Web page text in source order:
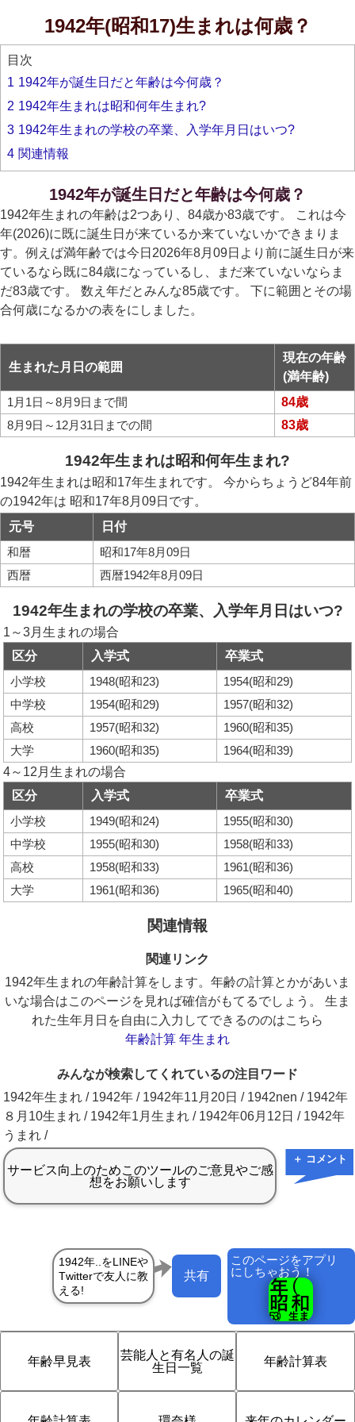
1942年(昭和17)生まれは何歳？
目次
1 1942年が誕生日だと年齢は今何歳？
2 1942年生まれは昭和何年生まれ?
3 1942年生まれの学校の卒業、入学年月日はいつ?
4 関連情報
1942年が誕生日だと年齢は今何歳？
1942年生まれの年齢は2つあり、84歳か83歳です。 これは今
年(2026)に既に誕生日が来ているか来ていないかできまりま
す。例えば満年齢では今日2026年8月09日より前に誕生日が来
ているなら既に84歳になっているし、まだ来ていないならま
だ83歳です。 数え年だとみんな85歳です。 下に範囲とその場
合何歳になるかの表をにしました。
生まれた月日の範囲
現在の年齢
(満年齢)
1月1日～8月9日まで間
84歳
8月9日～12月31日までの間
83歳
1942年生まれは昭和何年生まれ?
1942年生まれは昭和17年生まれです。 今からちょうど84年前
の1942年は 昭和17年8月09日です。
元号
日付
和暦
昭和17年8月09日
西暦
西暦1942年8月09日
1942年生まれの学校の卒業、入学年月日はいつ?
1～3月生まれの場合
区分
入学式
卒業式
小学校
1948(昭和23)
1954(昭和29)
中学校
1954(昭和29)
1957(昭和32)
高校
1957(昭和32)
1960(昭和35)
大学
1960(昭和35)
1964(昭和39)
4～12月生まれの場合
区分
入学式
卒業式
小学校
1949(昭和24)
1955(昭和30)
中学校
1955(昭和30)
1958(昭和33)
高校
1958(昭和33)
1961(昭和36)
大学
1961(昭和36) 1965(昭和40)
関連情報
関連リンク
1942年生まれの年齢計算をします。年齢の計算とかがあいま
いな場合はこのページを見れば確信がもてるでしょう。 生ま
れた生年月日を自由に入力してできるののはこちら
年齢計算 年生まれ
みんなが検索してくれているの注目ワード
1942年生まれ / 1942年 / 1942年11月20日 / 1942nen / 1942年
８月10生まれ / 1942年1月生まれ / 1942年06月12日 / 1942年
うまれ /
＋ コメント
このページをアプリ
にしちゃおう！
共有
年齢早見表
芸能人と有名人の誕
生日一覧
年齢計算表